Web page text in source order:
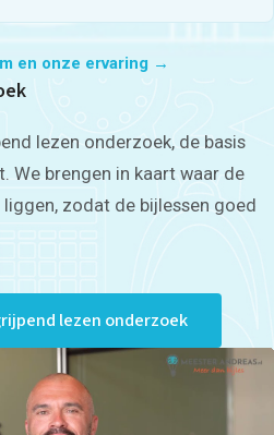
en onze ervaring →
lezen onderzoek, de basis
We brengen in kaart waar de
zodat de bijlessen goed
lezen onderzoek